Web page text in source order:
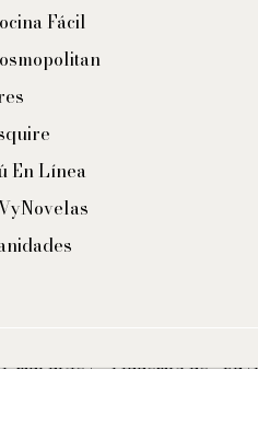
Fácil
En Línea
TELEVISA - LIFESTYLES -